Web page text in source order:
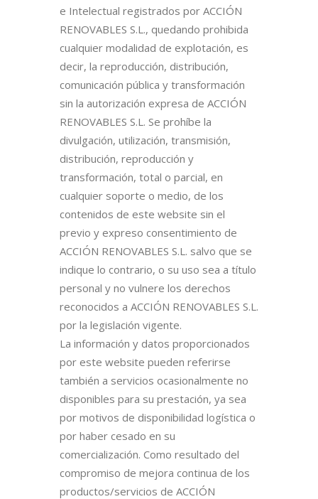
e Intelectual registrados por ACCIÓN
RENOVABLES S.L., quedando prohibida
cualquier modalidad de explotación, es
decir, la reproducción, distribución,
comunicación pública y transformación
sin la autorización expresa de ACCIÓN
RENOVABLES S.L. Se prohíbe la
divulgación, utilización, transmisión,
distribución, reproducción y
transformación, total o parcial, en
cualquier soporte o medio, de los
contenidos de este website sin el
previo y expreso consentimiento de
ACCIÓN RENOVABLES S.L. salvo que se
indique lo contrario, o su uso sea a título
personal y no vulnere los derechos
reconocidos a ACCIÓN RENOVABLES S.L.
por la legislación vigente.
La información y datos proporcionados
por este website pueden referirse
también a servicios ocasionalmente no
disponibles para su prestación, ya sea
por motivos de disponibilidad logística o
por haber cesado en su
comercialización. Como resultado del
compromiso de mejora continua de los
productos/servicios de ACCIÓN